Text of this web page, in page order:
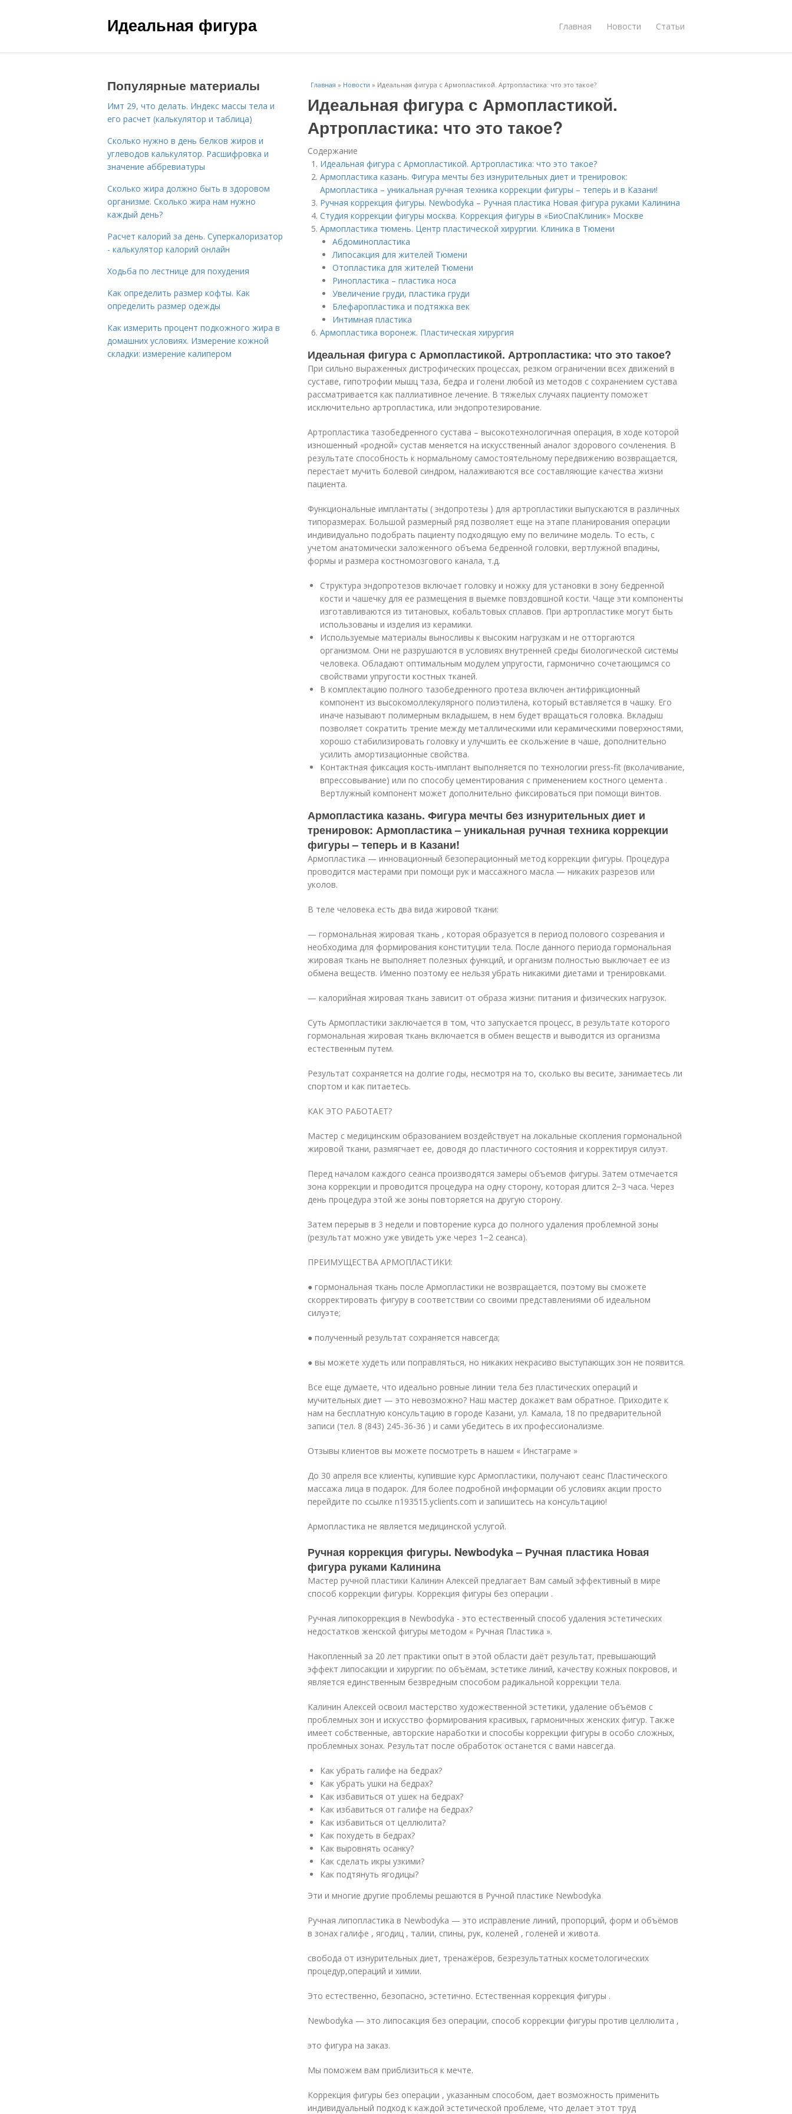
Идеальная фигура Главная Новости Статьи
Главная » Новости » Идеальная фигура с Армопластикой. Артропластика: что это такое?
Идеальная фигура с Армопластикой.
Артропластика: что это такое?
Содержание
Идеальная фигура с Армопластикой. Артропластика: что это такое?
Армопластика казань. Фигура мечты без изнурительных диет и тренировок:
Армопластика – уникальная ручная техника коррекции фигуры – теперь и в Казани!
Ручная коррекция фигуры. Newbodyka – Ручная пластика Новая фигура руками Калинина
Студия коррекции фигуры москва. Коррекция фигуры в «БиоСпаКлиник» Москве
Армопластика тюмень. Центр пластической хирургии. Клиника в Тюмени
Абдоминопластика
Липосакция для жителей Тюмени
Отопластика для жителей Тюмени
Ринопластика – пластика носа
Увеличение груди, пластика груди
Блефаропластика и подтяжка век
Интимная пластика
Армопластика воронеж. Пластическая хирургия
Идеальная фигура с Армопластикой. Артропластика: что это такое?
При сильно выраженных дистрофических процессах, резком ограничении всех движений в
суставе, гипотрофии мышц таза, бедра и голени любой из методов с сохранением сустава
рассматривается как паллиативное лечение. В тяжелых случаях пациенту поможет
исключительно артропластика, или эндопротезирование.
Артропластика тазобедренного сустава – высокотехнологичная операция, в ходе которой
изношенный «родной» сустав меняется на искусственный аналог здорового сочленения. В
результате способность к нормальному самостоятельному передвижению возвращается,
перестает мучить болевой синдром, налаживаются все составляющие качества жизни
пациента.
Функциональные имплантаты ( эндопротезы ) для артропластики выпускаются в различных
типоразмерах. Большой размерный ряд позволяет еще на этапе планирования операции
индивидуально подобрать пациенту подходящую ему по величине модель. То есть, с
учетом анатомически заложенного объема бедренной головки, вертлужной впадины,
формы и размера костномозгового канала, т.д.
Структура эндопротезов включает головку и ножку для установки в зону бедренной
кости и чашечку для ее размещения в выемке повздовшной кости. Чаще эти компоненты
изготавливаются из титановых, кобальтовых сплавов. При артропластике могут быть
использованы и изделия из керамики.
Используемые материалы выносливы к высоким нагрузкам и не отторгаются
организмом. Они не разрушаются в условиях внутренней среды биологической системы
человека. Обладают оптимальным модулем упругости, гармонично сочетающимся со
свойствами упругости костных тканей.
В комплектацию полного тазобедренного протеза включен антифрикционный
компонент из высокомоллекулярного полиэтилена, который вставляется в чашку. Его
иначе называют полимерным вкладышем, в нем будет вращаться головка. Вкладыш
позволяет сократить трение между металлическими или керамическими поверхностями,
хорошо стабилизировать головку и улучшить ее скольжение в чаше, дополнительно
усилить амортизационные свойства.
Контактная фиксация кость-имплант выполняется по технологии press-fit (вколачивание,
впрессовывание) или по способу цементирования с применением костного цемента .
Вертлужный компонент может дополнительно фиксироваться при помощи винтов.
Армопластика казань. Фигура мечты без изнурительных диет и
тренировок: Армопластика – уникальная ручная техника коррекции
фигуры – теперь и в Казани!
Армопластика — инновационный безоперационный метод коррекции фигуры. Процедура
проводится мастерами при помощи рук и массажного масла — никаких разрезов или
уколов.
В теле человека есть два вида жировой ткани:
— гормональная жировая ткань , которая образуется в период полового созревания и
необходима для формирования конституции тела. После данного периода гормональная
жировая ткань не выполняет полезных функций, и организм полностью выключает ее из
обмена веществ. Именно поэтому ее нельзя убрать никакими диетами и тренировками.
— калорийная жировая ткань зависит от образа жизни: питания и физических нагрузок.
Суть Армопластики заключается в том, что запускается процесс, в результате которого
гормональная жировая ткань включается в обмен веществ и выводится из организма
естественным путем.
Результат сохраняется на долгие годы, несмотря на то, сколько вы весите, занимаетесь ли
спортом и как питаетесь.
КАК ЭТО РАБОТАЕТ?
Мастер с медицинским образованием воздействует на локальные скопления гормональной
жировой ткани, размягчает ее, доводя до пластичного состояния и корректируя силуэт.
Перед началом каждого сеанса производятся замеры объемов фигуры. Затем отмечается
зона коррекции и проводится процедура на одну сторону, которая длится 2−3 часа. Через
день процедура этой же зоны повторяется на другую сторону.
Затем перерыв в 3 недели и повторение курса до полного удаления проблемной зоны
(результат можно уже увидеть уже через 1−2 сеанса).
ПРЕИМУЩЕСТВА АРМОПЛАСТИКИ:
● гормональная ткань после Армопластики не возвращается, поэтому вы сможете
скорректировать фигуру в соответствии со своими представлениями об идеальном
силуэте;
● полученный результат сохраняется навсегда;
● вы можете худеть или поправляться, но никаких некрасиво выступающих зон не появится.
Все еще думаете, что идеально ровные линии тела без пластических операций и
мучительных диет — это невозможно? Наш мастер докажет вам обратное. Приходите к
нам на бесплатную консультацию в городе Казани, ул. Камала, 18 по предварительной
записи (тел. 8 (843) 245-36-36 ) и сами убедитесь в их профессионализме.
Отзывы клиентов вы можете посмотреть в нашем « Инстаграме »
До 30 апреля все клиенты, купившие курс Армопластики, получают сеанс Пластического
массажа лица в подарок. Для более подробной информации об условиях акции просто
перейдите по ссылке n193515.yclients.com и запишитесь на консультацию!
Армопластика не является медицинской услугой.
Ручная коррекция фигуры. Newbodyka – Ручная пластика Новая
фигура руками Калинина
Мастер ручной пластики Калинин Алексей предлагает Вам самый эффективный в мире
способ коррекции фигуры. Коррекция фигуры без операции .
Ручная липокоррекция в Newbodyka - это естественный способ удаления эстетических
недостатков женской фигуры методом « Ручная Пластика ».
Накопленный за 20 лет практики опыт в этой области даёт результат, превышающий
эффект липосакции и хирургии: по объёмам, эстетике линий, качеству кожных покровов, и
является единственным безвредным способом радикальной коррекции тела.
Калинин Алексей освоил мастерство художественной эстетики, удаление объёмов с
проблемных зон и искусство формирования красивых, гармоничных женских фигур. Также
имеет собственные, авторские наработки и способы коррекции фигуры в особо сложных,
проблемных зонах. Результат после обработок останется с вами навсегда.
Как убрать галифе на бедрах?
Как убрать ушки на бедрах?
Как избавиться от ушек на бедрах?
Как избавиться от галифе на бедрах?
Как избавиться от целлюлита?
Как похудеть в бедрах?
Как выровнять осанку?
Как сделать икры узкими?
Как подтянуть ягодицы?
Эти и многие другие проблемы решаются в Ручной пластике Newbodyka
Ручная липопластика в Newbodyka — это исправление линий, пропорций, форм и объёмов
в зонах галифе , ягодиц , талии, спины, рук, коленей , голеней и живота.
свобода от изнурительных диет, тренажёров, безрезультатных косметологических
процедур,операций и химии.
Это естественно, безопасно, эстетично. Естественная коррекция фигуры .
Newbodyka — это липосакция без операции, способ коррекции фигуры против целлюлита ,
это фигура на заказ.
Мы поможем вам приблизиться к мечте.
Коррекция фигуры без операции , указанным способом, дает возможность применить
индивидуальный подход к каждой эстетической проблеме, что делает этот труд
Популярные материалы
Имт 29, что делать. Индекс массы тела и
его расчет (калькулятор и таблица)
Сколько нужно в день белков жиров и
углеводов калькулятор. Расшифровка и
значение аббревиатуры
Сколько жира должно быть в здоровом
организме. Сколько жира нам нужно
каждый день?
Расчет калорий за день. Суперкалоризатор
- калькулятор калорий онлайн
Ходьба по лестнице для похудения
Как определить размер кофты. Как
определить размер одежды
Как измерить процент подкожного жира в
домашних условиях. Измерение кожной
складки: измерение калипером